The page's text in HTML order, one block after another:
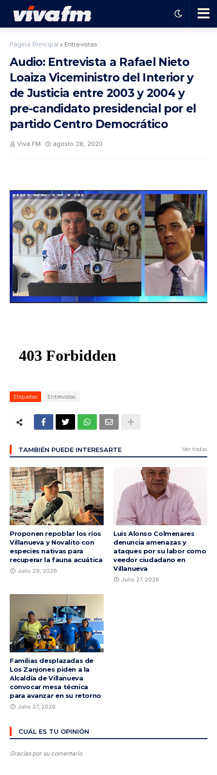
Ha
ble
gra
ma
Página Principal Entrevistas
Audio: Entrevista a Rafael Nieto
Loaiza Viceministro del Interior y
de Justicia entre 2003 y 2004 y
pre-candidato presidencial por el
partido Centro Democrático
Viva FM agosto 28, 2020
Etiquetas Entrevistas
TAMBIÉN PUEDE INTERESARTE Ver todas
Proponen repoblar los ríos
Villanueva y Novalito con
especies nativas para
recuperar la fauna acuática
Julio 29, 2026
Luis Alonso Colmenares
denuncia amenazas y
ataques por su labor como
veedor ciudadano en
Villanueva
Julio 27, 2026
Familias desplazadas de
Los Zanjones piden a la
Alcaldía de Villanueva
convocar mesa técnica
para avanzar en su retorno
Julio 27, 2026
CUÁL ES TU OPINIÓN
Gracias por su comentario